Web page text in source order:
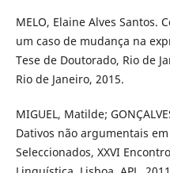
MELO, Elaine Alves Santos.
um caso de mudança na
Tese de Doutorado, Rio de
Rio de Janeiro, 2015.
MIGUEL, Matilde;
Dativos não argumentais
Seleccionados, XXVI